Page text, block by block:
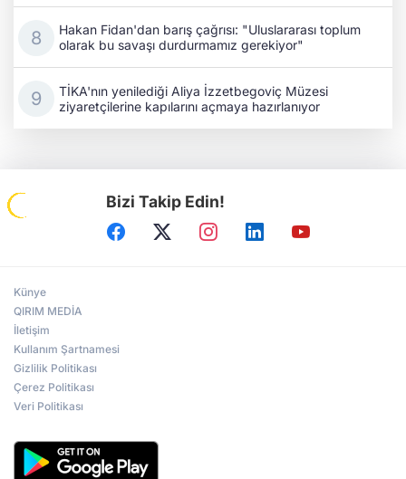
Hakan Fidan'dan barış çağrısı: "Uluslararası toplum
olarak bu savaşı durdurmamız gerekiyor"
TİKA'nın yenilediği Aliya İzzetbegoviç Müzesi
ziyaretçilerine kapılarını açmaya hazırlanıyor
Bizi Takip Edin!
Künye
QIRIM MEDİA
İletişim
Kullanım Şartnamesi
Gizlilik Politikası
Çerez Politikası
Veri Politikası